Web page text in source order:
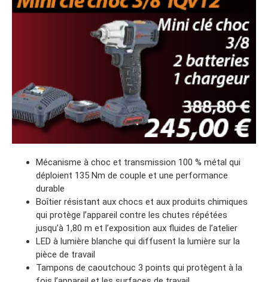
Mécanisme à choc et transmission 100 % métal qui
déploient 135 Nm de couple et une performance
durable
Boîtier résistant aux chocs et aux produits chimiques
qui protège l’appareil contre les chutes répétées
jusqu’à 1,80 m et l’exposition aux fluides de l’atelier
LED à lumière blanche qui diffusent la lumière sur la
pièce de travail
Tampons de caoutchouc 3 points qui protègent à la